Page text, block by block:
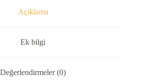
Açıklama
Ek bilgi
Değerlendirmeler (0)